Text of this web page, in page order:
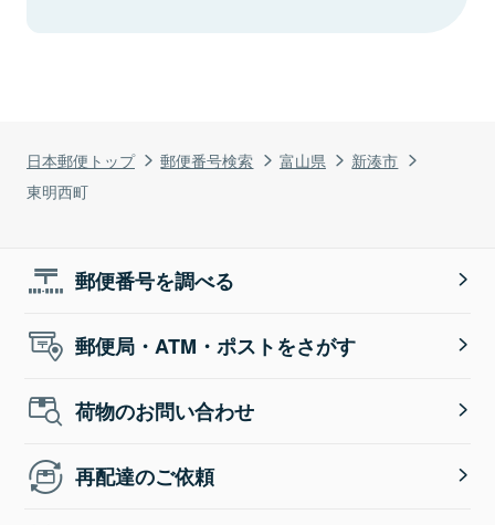
日本郵便トップ 郵便番号検索 富山県
新湊市
東明西町
郵便番号を調べる
郵便局・ATM・ポストをさがす
荷物のお問い合わせ
再配達のご依頼